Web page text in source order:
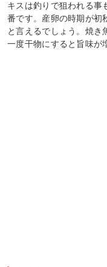
キスは釣りで狙われる事
番です。産卵の時期が初
と言えるでしょう。焼き
一度干物にすると旨味が